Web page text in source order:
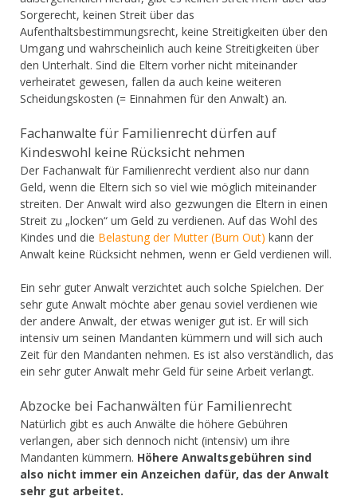
Sorgerecht, keinen Streit über das
Aufenthaltsbestimmungsrecht, keine Streitigkeiten über den
Umgang und wahrscheinlich auch keine Streitigkeiten über
den Unterhalt. Sind die Eltern vorher nicht miteinander
verheiratet gewesen, fallen da auch keine weiteren
Scheidungskosten (= Einnahmen für den Anwalt) an.
Fachanwalte für Familienrecht dürfen auf
Kindeswohl keine Rücksicht nehmen
Der Fachanwalt für Familienrecht verdient also nur dann
Geld, wenn die Eltern sich so viel wie möglich miteinander
streiten. Der Anwalt wird also gezwungen die Eltern in einen
Streit zu „locken“ um Geld zu verdienen. Auf das Wohl des
Kindes und die Belastung der Mutter (Burn Out) kann der
Anwalt keine Rücksicht nehmen, wenn er Geld verdienen will.
Ein sehr guter Anwalt verzichtet auch solche Spielchen. Der
sehr gute Anwalt möchte aber genau soviel verdienen wie
der andere Anwalt, der etwas weniger gut ist. Er will sich
intensiv um seinen Mandanten kümmern und will sich auch
Zeit für den Mandanten nehmen. Es ist also verständlich, das
ein sehr guter Anwalt mehr Geld für seine Arbeit verlangt.
Abzocke bei Fachanwälten für Familienrecht
Natürlich gibt es auch Anwälte die höhere Gebühren
verlangen, aber sich dennoch nicht (intensiv) um ihre
Mandanten kümmern. Höhere Anwaltsgebühren sind
also nicht immer ein Anzeichen dafür, das der Anwalt
sehr gut arbeitet.